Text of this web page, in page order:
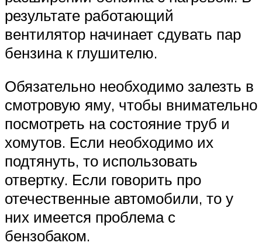
результате работающий
вентилятор начинает сдувать пар
бензина к глушителю.
Обязательно необходимо залезть в
смотровую яму, чтобы внимательно
посмотреть на состояние труб и
хомутов. Если необходимо их
подтянуть, то использовать
отвертку. Если говорить про
отечественные автомобили, то у
них имеется проблема с
бензобаком.